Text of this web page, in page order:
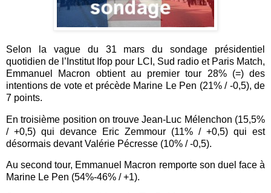
Selon la vague du 31 mars du sondage présidentiel
quotidien de l’Institut Ifop pour LCI, Sud radio et Paris Match,
Emmanuel Macron obtient au premier tour 28% (=) des
intentions de vote et précède Marine Le Pen (21% / -0,5), de
7 points.
En troisième position on trouve Jean-Luc Mélenchon (15,5%
/ +0,5) qui devance Eric Zemmour (11% / +0,5) qui est
désormais devant Valérie Pécresse (10% / -0,5).
Au second tour, Emmanuel Macron remporte son duel face à
Marine Le Pen (54%-46% / +1).